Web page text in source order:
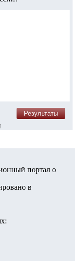
портал о
в